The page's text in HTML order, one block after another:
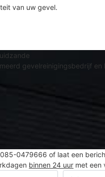
van uw gevel.
gevelreinigingsbedrijf
0479666 of laat een
binnen 24 uur met een